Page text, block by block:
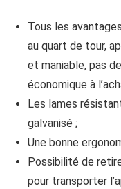
Tous les
au quart de tour,
et maniable, pas
économique à
Les lames
galvanisé ;
Une bonne
Possibilité de
pour transporter